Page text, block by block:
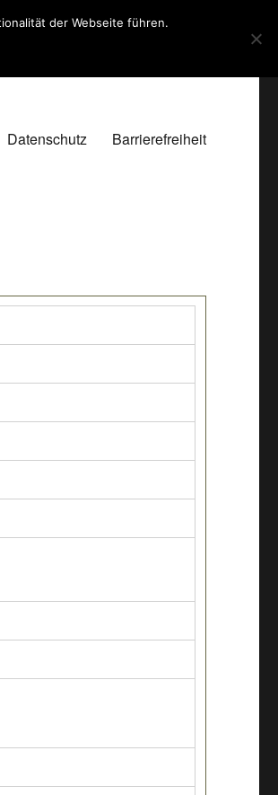
Datenschutz Barrierefreiheit
der Webseite führen.